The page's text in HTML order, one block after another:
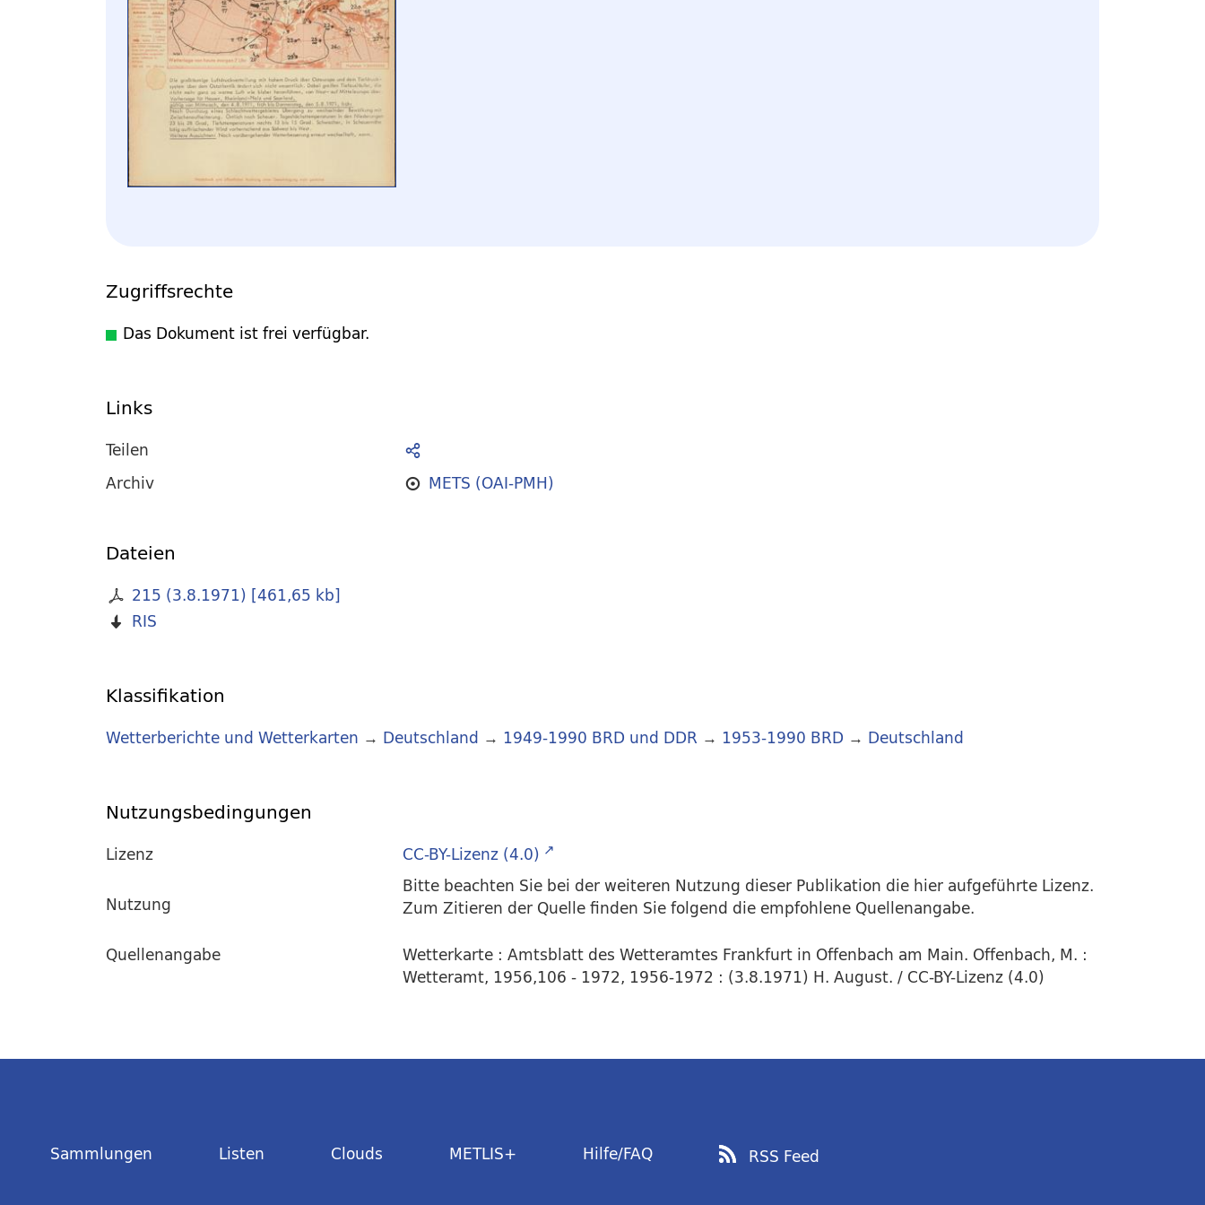
Zugriffsrechte
Das Dokument ist frei verfügbar.
Links
Teilen
Archiv
METS (OAI-PMH)
Dateien
215 (3.8.1971) [461,65 kb]
RIS
Klassifikation
Wetterberichte und Wetterkarten → Deutschland → 1949-1990 BRD und DDR → 1953-1990 BRD → Deutschland
Nutzungsbedingungen
Lizenz
CC-BY-Lizenz (4.0)
Nutzung
Bitte beachten Sie bei der weiteren Nutzung dieser Publikation die hier aufgeführte Lizenz.
Zum Zitieren der Quelle finden Sie folgend die empfohlene Quellenangabe.
Quellenangabe
Wetterkarte : Amtsblatt des Wetteramtes Frankfurt in Offenbach am Main. Offenbach, M. :
Wetteramt, 1956,106 - 1972, 1956-1972 : (3.8.1971) H. August. / CC-BY-Lizenz (4.0)
Sammlungen Listen Clouds METLIS+ Hilfe/FAQ RSS Feed